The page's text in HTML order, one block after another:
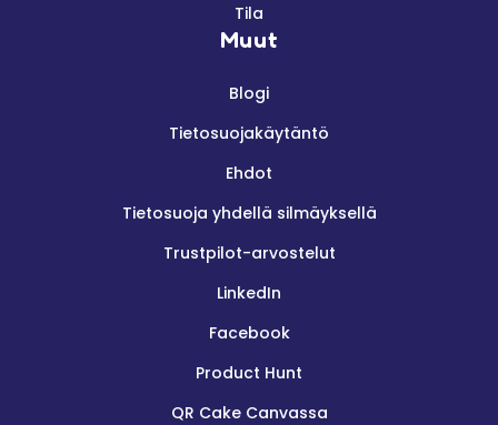
Tila
Muut
Blogi
Tietosuojakäytäntö
Ehdot
Tietosuoja yhdellä silmäyksellä
Trustpilot-arvostelut
LinkedIn
Facebook
Product Hunt
QR Cake Canvassa